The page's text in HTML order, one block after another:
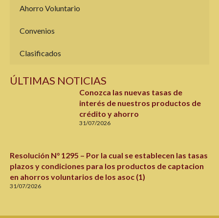
Ahorro Voluntario
Convenios
Clasificados
ÚLTIMAS NOTICIAS
Conozca las nuevas tasas de
interés de nuestros productos de
crédito y ahorro
31/07/2026
Resolución N° 1295 – Por la cual se establecen las tasas
plazos y condiciones para los productos de captacion
en ahorros voluntarios de los asoc (1)
31/07/2026